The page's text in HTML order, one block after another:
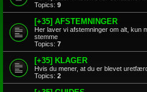
Topics: 9
[+35] AFSTEMNINGER
Her laver vi afstemninger om alt, kun
stemme
Topics: 7
[+35] KLAGER
Hvis du mener, at du er blevet
Topics: 2